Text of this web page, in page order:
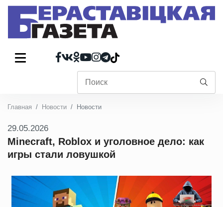
Главная Новости Новости
29.05.2026
Minecraft, Roblox и уголовное дело: как
игры стали ловушкой